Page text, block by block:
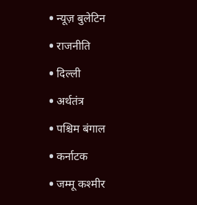
न्यूज़ बुलेटिन
राजनीति
दिल्ली
अर्थतंत्र
पश्चिम बंगाल
कर्नाटक
जम्मू कश्मीर